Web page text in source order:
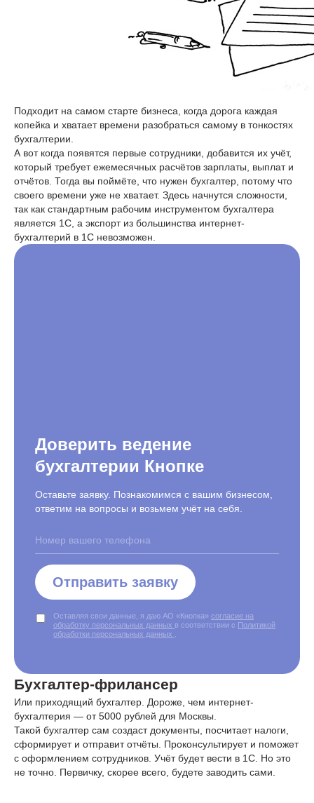
Подходит на самом старте бизнеса, когда дорога каждая
копейка и хватает времени разобраться самому в тонкостях
бухгалтерии.
А вот когда появятся первые сотрудники, добавится их учёт,
который требует ежемесячных расчётов зарплаты, выплат и
отчётов. Тогда вы поймёте, что нужен бухгалтер, потому что
своего времени уже не хватает. Здесь начнутся сложности,
так как стандартным рабочим инструментом бухгалтера
является 1С, а экспорт из большинства интернет-
бухгалтерий в 1С невозможен.
Доверить ведение
бухгалтерии Кнопке
Оставьте заявку. Познакомимся с вашим бизнесом,
ответим на вопросы и возьмем учёт на себя.
Отправить заявку
Оставляя свои данные, я даю АО «Кнопка» согласие на
обработку персональных данных в соответствии с Политикой
обработки персональных данных
Бухгалтер-фрилансер
Или приходящий бухгалтер. Дороже, чем интернет-
бухгалтерия — от 5000 рублей для Москвы.
Такой бухгалтер сам создаст документы, посчитает налоги,
сформирует и отправит отчёты. Проконсультирует и поможет
с оформлением сотрудников. Учёт будет вести в 1С. Но это
не точно. Первичку, скорее всего, будете заводить сами.